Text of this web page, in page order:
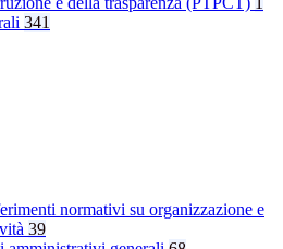
341
normativi su organizzazione e
39